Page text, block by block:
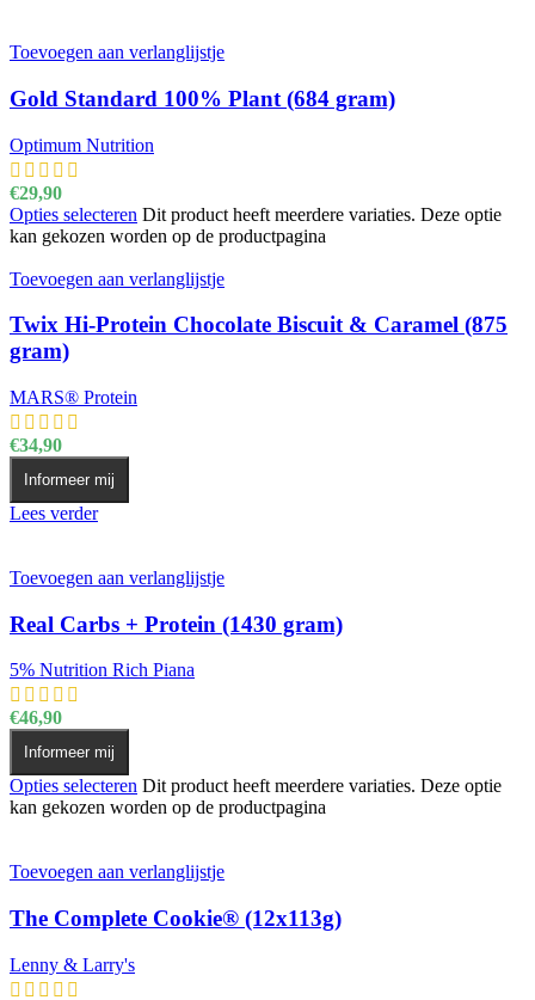
Toevoegen aan verlanglijstje
Gold Standard 100% Plant (684 gram)
Optimum Nutrition
€29,90
Opties selecteren Dit product heeft meerdere variaties. Deze optie
kan gekozen worden op de productpagina
Toevoegen aan verlanglijstje
Twix Hi-Protein Chocolate Biscuit & Caramel (875
gram)
MARS® Protein
€34,90
Informeer mij
Lees verder
Toevoegen aan verlanglijstje
Real Carbs + Protein (1430 gram)
5% Nutrition Rich Piana
€46,90
Informeer mij
Opties selecteren Dit product heeft meerdere variaties. Deze optie
kan gekozen worden op de productpagina
Toevoegen aan verlanglijstje
The Complete Cookie® (12x113g)
Lenny & Larry's